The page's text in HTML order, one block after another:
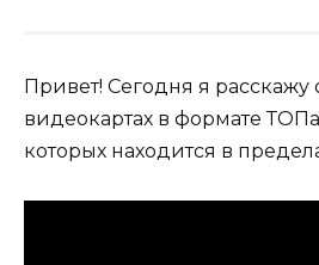
Привет! Сегодня я расскажу
видеокартах в формате
которых находится в